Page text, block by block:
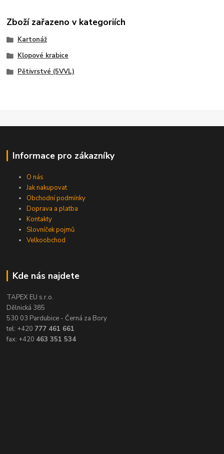
Zboží zařazeno v kategoriích
Kartonáž
Klopové krabice
Pětivrstvé (5VVL)
Informace pro zákazníky
O nás
Jak nakupovat
Obchodní podmínky
Doprava a platba
Kontakty
Slovníček pojmů
Velkoobchod
Kde nás najdete
TAPEX EU s.r.o.
Dělnická 385
530 03 Pardubice - Černá za Bory
tel: +420 777 461 661
fax: +420 463 351 534